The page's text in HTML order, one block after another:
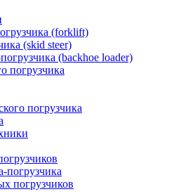
(forklift)
(skid steer)
(backhoe loader)
погрузчика
погрузчика
погрузчика
погрузчиков